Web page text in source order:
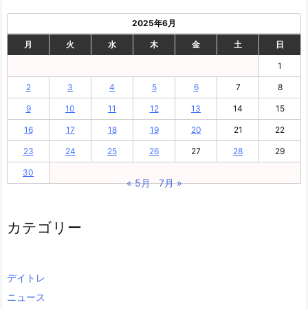
2025年6月
月 火 水 木 金 土 日
1
2 3 4 5 6 7 8
9 10 11 12 13 14 15
16 17 18 19 20 21 22
23 24 25 26 27 28 29
30
« 5月 7月 »
カテゴリー
デイトレ
ニュース